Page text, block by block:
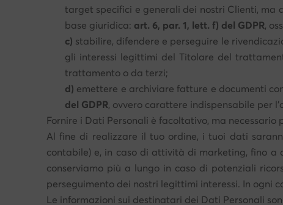
target specifici e generali dei nostri Clienti, ma
base giuridica: art. 6, par. 1, lett. f) del GDPR,
c) stabilire, difendere e perseguire le
gli interessi legittimi del Titolare del
trattamento o da terzi;
d) emettere e archiviare fatture e documenti
del GDPR, ovvero carattere indispensabile per
Fornire i Dati Personali è facoltativo, ma
Al fine di realizzare il tuo ordine, i tuoi dati
contabile) e, in caso di attività di marketing, fino
conserviamo più a lungo in caso di potenziali
perseguimento dei nostri legittimi interessi. In ogni
Le informazioni sui destinatari dei Dati Personali